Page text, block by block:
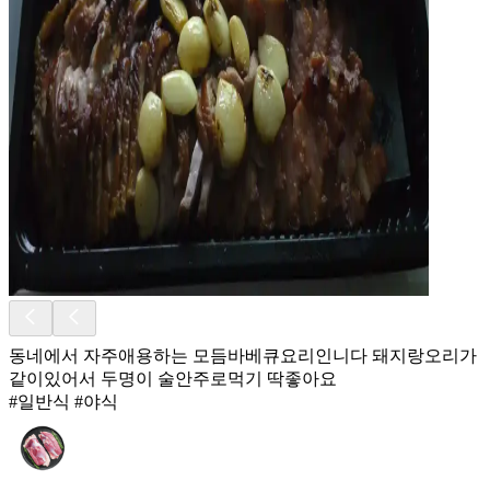
동네에서 자주애용하는 모듬바베큐요리인니다 돼지랑오리가
같이있어서 두명이 술안주로먹기 딱좋아요
#일반식 #야식